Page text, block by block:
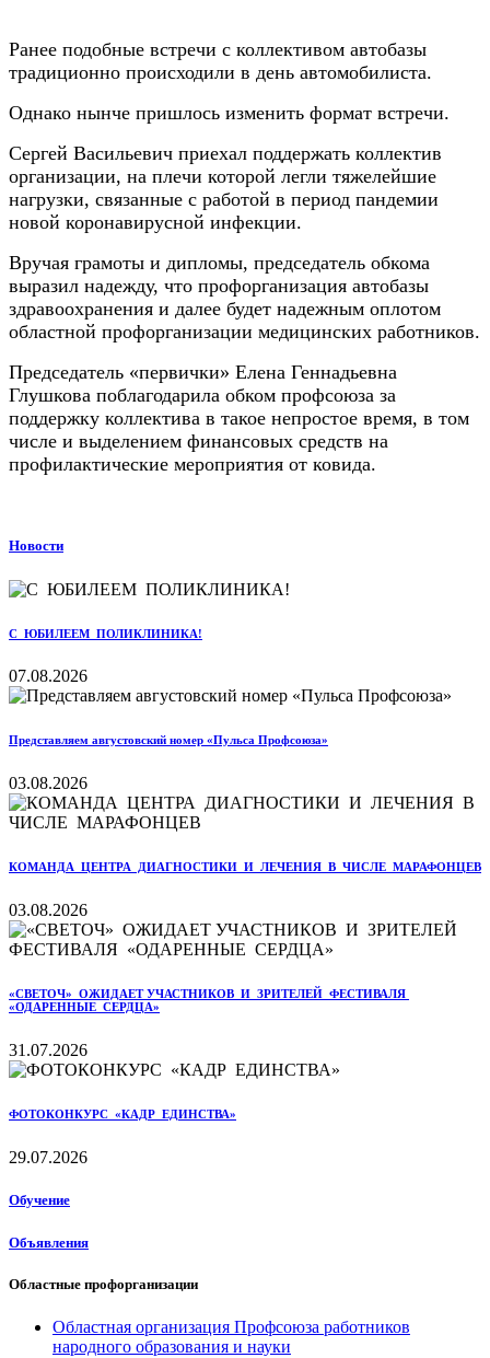
Ранее подобные встречи с коллективом автобазы
традиционно происходили в день автомобилиста.
Однако нынче пришлось изменить формат встречи.
Сергей Васильевич приехал поддержать коллектив
организации, на плечи которой легли тяжелейшие
нагрузки, связанные с работой в период пандемии
новой коронавирусной инфекции.
Вручая грамоты и дипломы, председатель обкома
выразил надежду, что профорганизация автобазы
здравоохранения и далее будет надежным оплотом
областной профорганизации медицинских работников.
Председатель «первички» Елена Геннадьевна
Глушкова поблагодарила обком профсоюза за
поддержку коллектива в такое непростое время, в том
числе и выделением финансовых средств на
профилактические мероприятия от ковида.
Новости
С ЮБИЛЕЕМ ПОЛИКЛИНИКА!
07.08.2026
Представляем августовский номер «Пульса Профсоюза»
03.08.2026
КОМАНДА ЦЕНТРА ДИАГНОСТИКИ И ЛЕЧЕНИЯ В ЧИСЛЕ МАРАФОНЦЕВ
03.08.2026
«СВЕТОЧ» ОЖИДАЕТ УЧАСТНИКОВ И ЗРИТЕЛЕЙ ФЕСТИВАЛЯ
«ОДАРЕННЫЕ СЕРДЦА»
31.07.2026
ФОТОКОНКУРС «КАДР ЕДИНСТВА»
29.07.2026
Обучение
Объявления
Областные профорганизации
Областная организация Профсоюза работников
народного образования и науки